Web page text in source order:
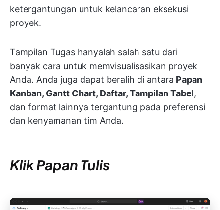
ketergantungan untuk kelancaran eksekusi
proyek.
Tampilan Tugas hanyalah salah satu dari
banyak cara untuk memvisualisasikan proyek
Anda. Anda juga dapat beralih di antara Papan
Kanban, Gantt Chart, Daftar, Tampilan Tabel,
dan format lainnya tergantung pada preferensi
dan kenyamanan tim Anda.
Klik Papan Tulis